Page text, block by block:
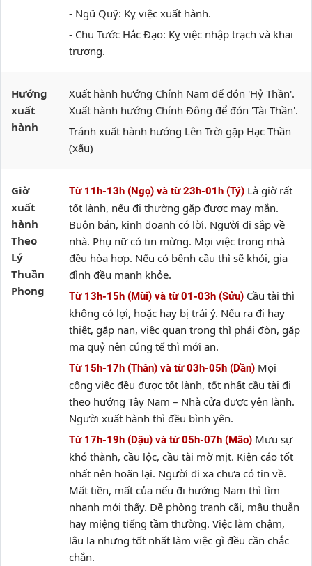
- Ngũ Quỹ: Kỵ việc xuất hành.
- Chu Tước Hắc Đạo: Kỵ việc nhập trạch và khai
trương.
Hướng
xuất
hành
Xuất hành hướng Chính Nam để đón 'Hỷ Thần'.
Xuất hành hướng Chính Đông để đón 'Tài Thần'.
Tránh xuất hành hướng Lên Trời gặp Hạc Thần
(xấu)
Giờ
xuất
hành
Theo
Lý
Thuần
Phong
Từ 11h-13h (Ngọ) và từ 23h-01h (Tý) Là giờ rất
tốt lành, nếu đi thường gặp được may mắn.
Buôn bán, kinh doanh có lời. Người đi sắp về
nhà. Phụ nữ có tin mừng. Mọi việc trong nhà
đều hòa hợp. Nếu có bệnh cầu thì sẽ khỏi, gia
đình đều mạnh khỏe.
Từ 13h-15h (Mùi) và từ 01-03h (Sửu) Cầu tài thì
không có lợi, hoặc hay bị trái ý. Nếu ra đi hay
thiệt, gặp nạn, việc quan trọng thì phải đòn, gặp
ma quỷ nên cúng tế thì mới an.
Từ 15h-17h (Thân) và từ 03h-05h (Dần) Mọi
công việc đều được tốt lành, tốt nhất cầu tài đi
theo hướng Tây Nam – Nhà cửa được yên lành.
Người xuất hành thì đều bình yên.
Từ 17h-19h (Dậu) và từ 05h-07h (Mão) Mưu sự
khó thành, cầu lộc, cầu tài mờ mịt. Kiện cáo tốt
nhất nên hoãn lại. Người đi xa chưa có tin về.
Mất tiền, mất của nếu đi hướng Nam thì tìm
nhanh mới thấy. Đề phòng tranh cãi, mâu thuẫn
hay miệng tiếng tầm thường. Việc làm chậm,
lâu la nhưng tốt nhất làm việc gì đều cần chắc
chắn.